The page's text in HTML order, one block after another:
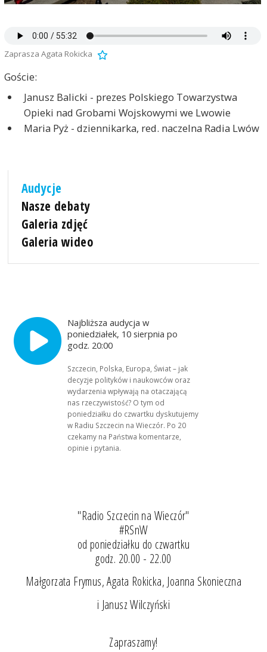
Zaprasza Agata Rokicka
Goście:
Janusz Balicki - prezes Polskiego Towarzystwa
Opieki nad Grobami Wojskowymi we Lwowie
Maria Pyż - dziennikarka, red. naczelna Radia Lwów
Audycje
Nasze debaty
Galeria zdjęć
Galeria wideo
Najbliższa audycja w
poniedziałek, 10 sierpnia po
godz. 20:00
Szczecin, Polska, Europa, Świat – jak
decyzje polityków i naukowców oraz
wydarzenia wpływają na otaczającą
nas rzeczywistość? O tym od
poniedziałku do czwartku dyskutujemy
w Radiu Szczecin na Wieczór. Po 20
czekamy na Państwa komentarze,
opinie i pytania.
"Radio Szczecin na Wieczór"
#RSnW
od poniedziałku do czwartku
godz. 20.00 - 22.00
Małgorzata Frymus, Agata Rokicka, Joanna Skonieczna
i Janusz Wilczyński
Zapraszamy!